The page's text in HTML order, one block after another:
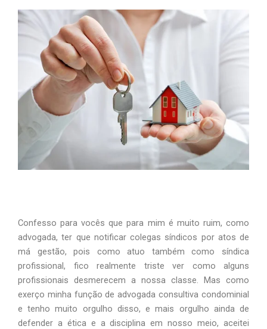
Confesso para vocês que para mim é muito ruim, como
advogada, ter que notificar colegas síndicos por atos de
má gestão, pois como atuo também como síndica
profissional, fico realmente triste ver como alguns
profissionais desmerecem a nossa classe. Mas como
exerço minha função de advogada consultiva condominial
e tenho muito orgulho disso, e mais orgulho ainda de
defender a ética e a disciplina em nosso meio, aceitei